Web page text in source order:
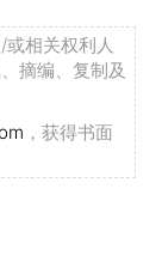
相关权利人
摘编、复制及
，获得书面